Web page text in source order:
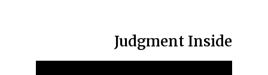
Judgment Inside